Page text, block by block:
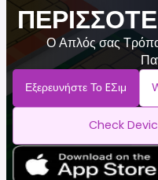
Ο Απλός σας
Εξερευνήστε Το EΣιμ
Check